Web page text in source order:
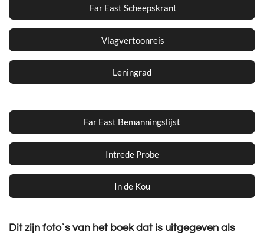
Far East Scheepskrant
Vlagvertoonreis
Leningrad
Far East Bemanningslijst
Intrede Probe
In de Kou
Dit zijn foto`s van het boek dat is uitgegeven als